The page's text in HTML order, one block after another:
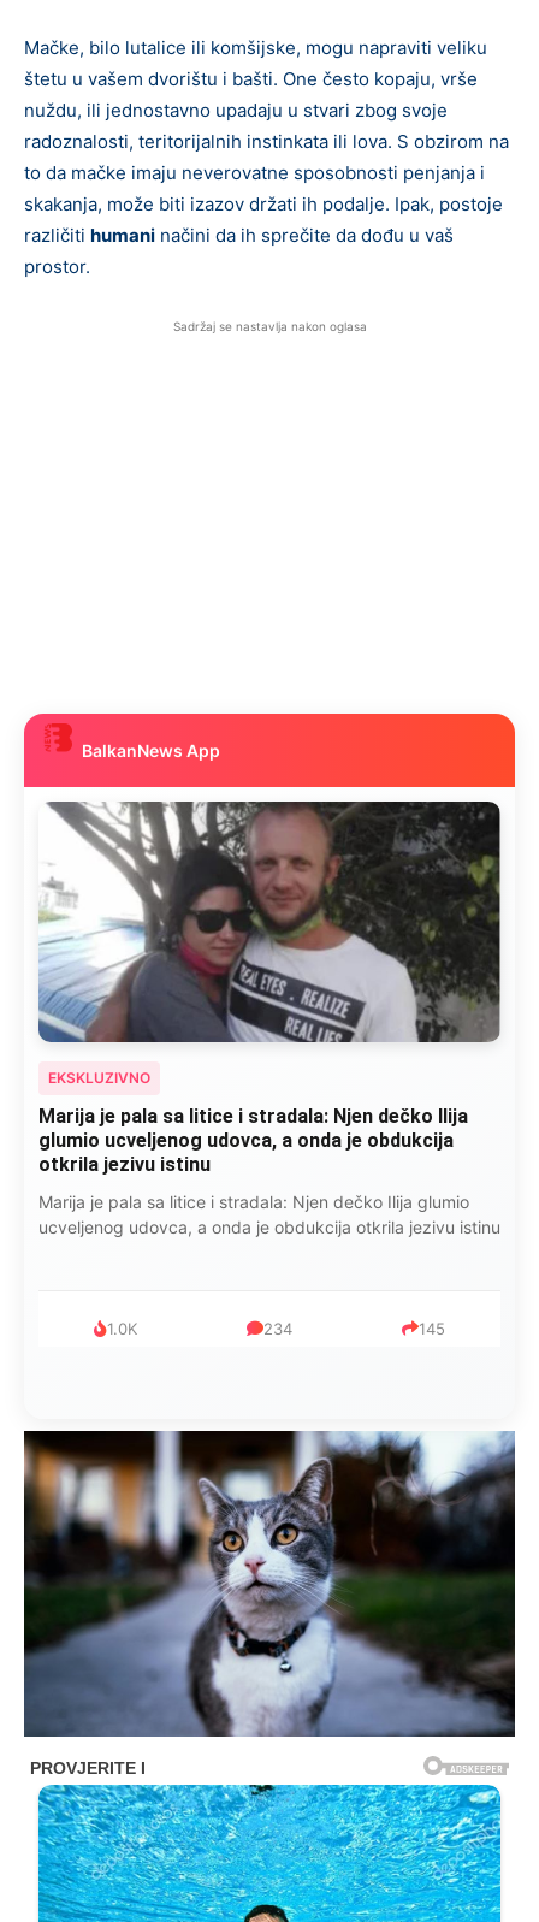
Mačke, bilo lutalice ili komšijske, mogu napraviti veliku
štetu u vašem dvorištu i bašti. One često kopaju, vrše
nuždu, ili jednostavno upadaju u stvari zbog svoje
radoznalosti, teritorijalnih instinkata ili lova. S obzirom na
to da mačke imaju neverovatne sposobnosti penjanja i
skakanja, može biti izazov držati ih podalje. Ipak, postoje
različiti humani načini da ih sprečite da dođu u vaš
prostor.
Sadržaj se nastavlja nakon oglasa
BalkanNews App
EKSKLUZIVNO
Kad se Marin suprug razbolio ona ga kupala,
pelene mu mijenjala: Jedno jutro je poslao po
čokoladu..
Kad se Marin suprug razbolio ona ga kupala, pelene mu
mijenjala: Jedno jutro je poslao po čokoladu..
999 321 234